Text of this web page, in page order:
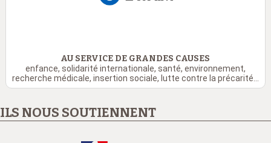
AU SERVICE DE GRANDES CAUSES
enfance, solidarité internationale, santé, environnement,
recherche médicale, insertion sociale, lutte contre la précarité...
ILS NOUS SOUTIENNENT